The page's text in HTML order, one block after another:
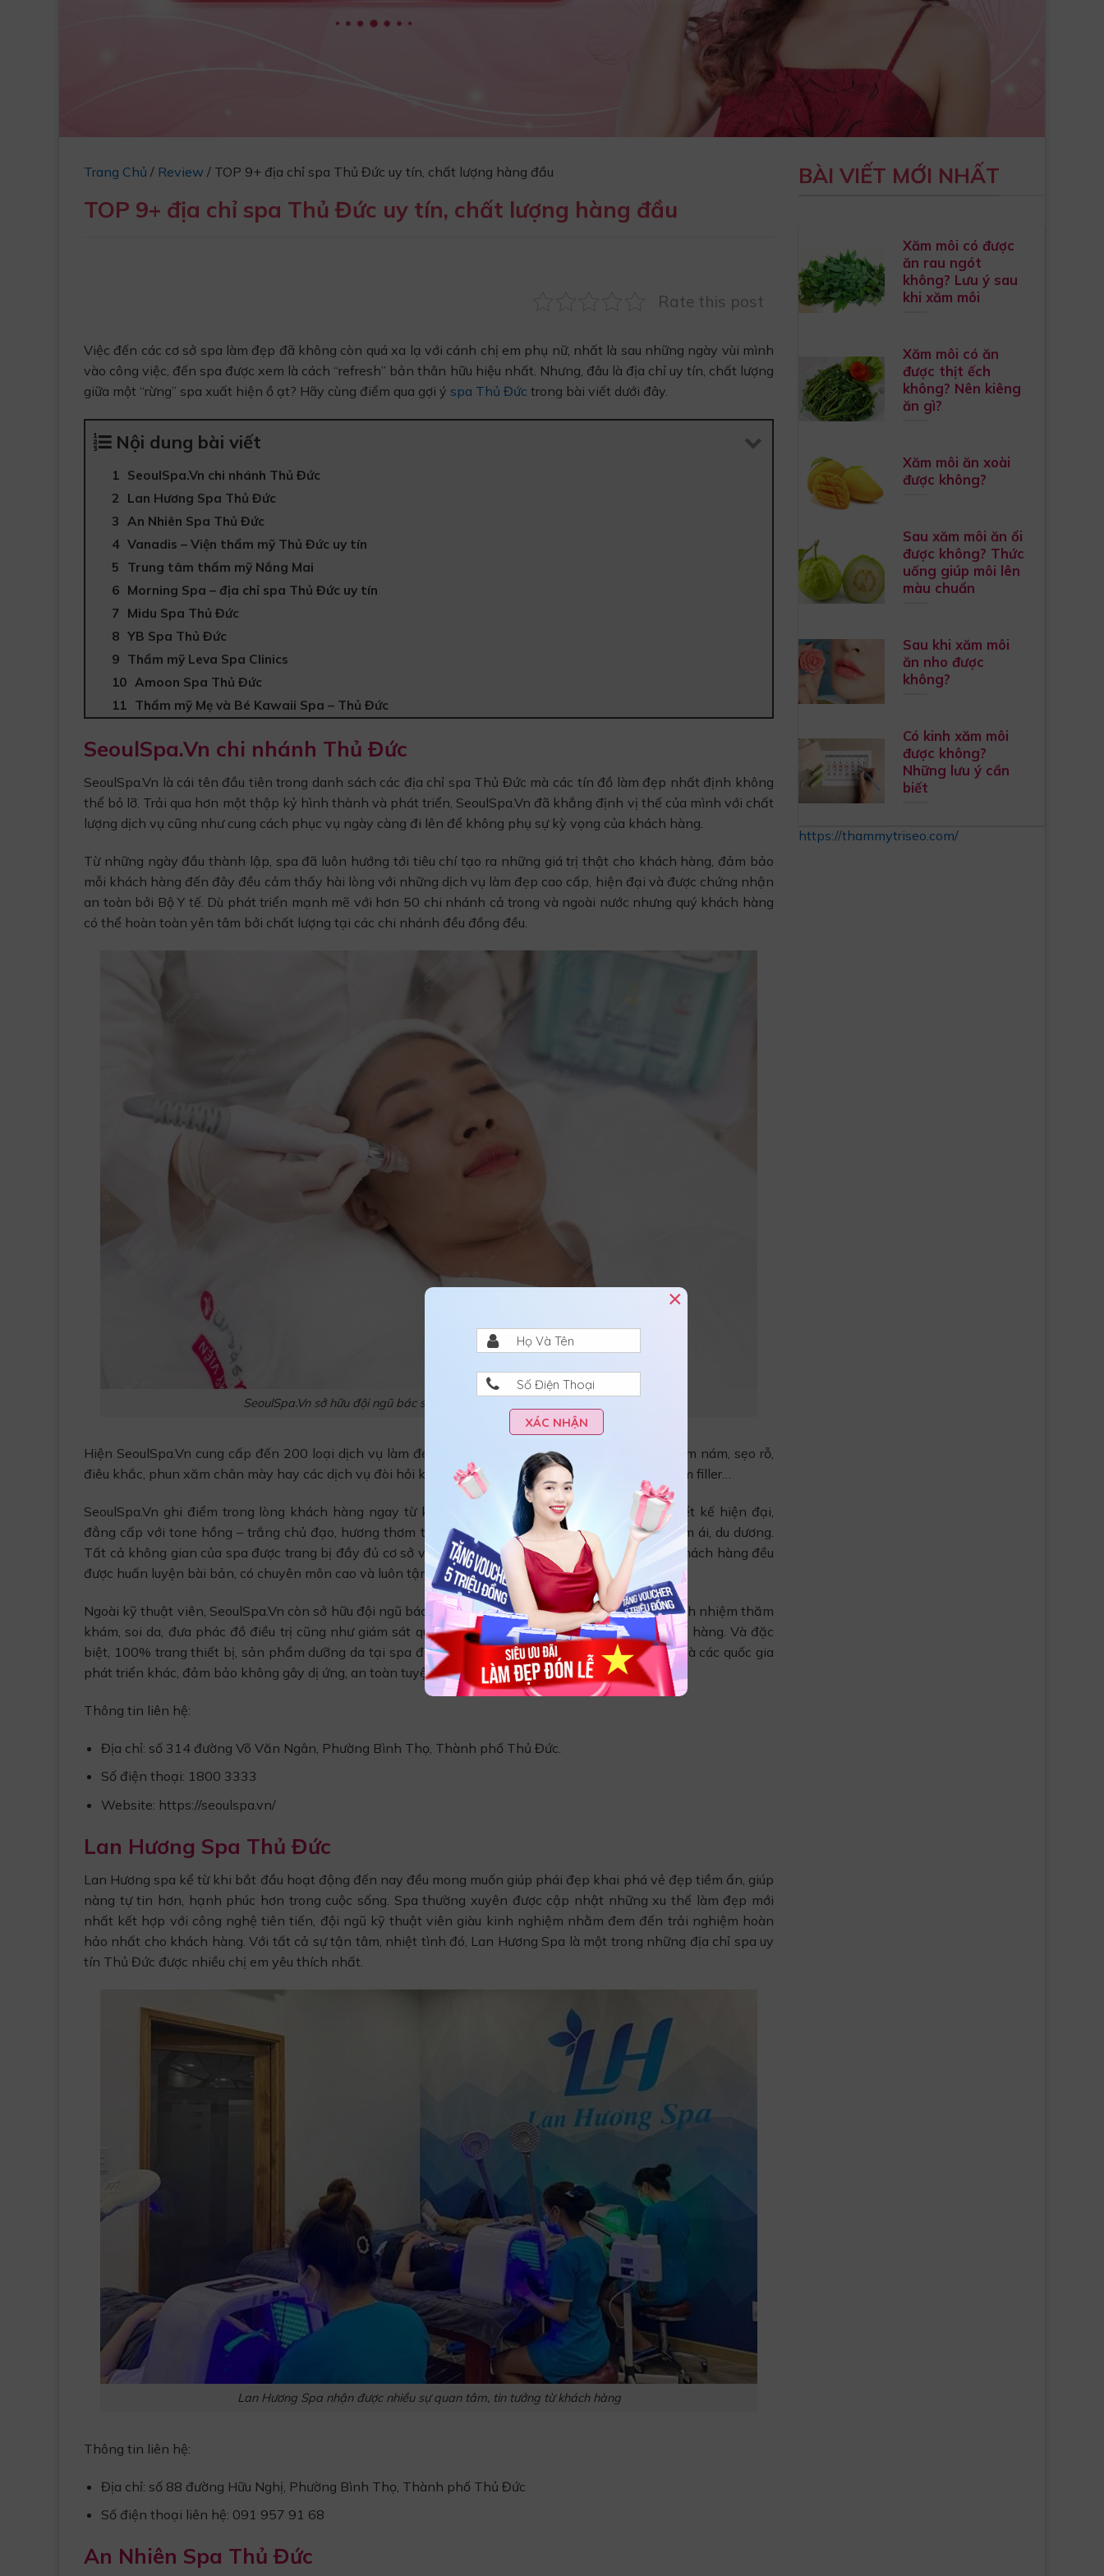
Trang Chủ / Review / TOP 9+ địa chỉ spa Thủ Đức uy tín, chất lượng hàng đầu
TOP 9+ địa chỉ spa Thủ Đức uy tín, chất lượng hàng đầu
Rate this post
Việc đến các cơ sở spa làm đẹp đã không còn quá xa lạ với cánh chị em phụ nữ, nhất là sau những ngày vùi mình
vào công việc, đến spa được xem là cách “refresh” bản thân hữu hiệu nhất. Nhưng, đâu là địa chỉ uy tín, chất lượng
giữa một “rừng” spa xuất hiện ồ ạt? Hãy cùng điểm qua gợi ý spa Thủ Đức trong bài viết dưới đây.
Nội dung bài viết
SeoulSpa.Vn chi nhánh Thủ Đức
Lan Hương Spa Thủ Đức
An Nhiên Spa Thủ Đức
Vanadis – Viện thẩm mỹ Thủ Đức uy tín
Trung tâm thẩm mỹ Nắng Mai
Morning Spa – địa chỉ spa Thủ Đức uy tín
Midu Spa Thủ Đức
YB Spa Thủ Đức
Thẩm mỹ Leva Spa Clinics
Amoon Spa Thủ Đức
Thẩm mỹ Mẹ và Bé Kawaii Spa – Thủ Đức
SeoulSpa.Vn chi nhánh Thủ Đức
SeoulSpa.Vn là cái tên đầu tiên trong danh sách các địa chỉ spa Thủ Đức mà các tín đồ làm đẹp nhất định không
thể bỏ lỡ. Trải qua hơn một thập kỷ hình thành và phát triển, SeoulSpa.Vn đã khẳng định vị thế của mình với chất
lượng dịch vụ cũng như cung cách phục vụ ngày càng đi lên để không phụ sự kỳ vọng của khách hàng.
Từ những ngày đầu thành lập, spa đã luôn hướng tới tiêu chí tạo ra những giá trị thật cho khách hàng, đảm bảo
mỗi khách hàng đến đây đều cảm thấy hài lòng với những dịch vụ làm đẹp cao cấp, hiện đại và được chứng nhận
an toàn bởi Bộ Y tế. Dù phát triển mạnh mẽ với hơn 50 chi nhánh cả trong và ngoài nước nhưng quý khách hàng
có thể hoàn toàn yên tâm bởi chất lượng tại các chi nhánh đều đồng đều.
SeoulSpa.Vn sở hữu đội ngũ bác sĩ chuyên môn cao tại mỗi chi nhánh
Hiện SeoulSpa.Vn cung cấp đến 200 loại dịch vụ làm đẹp khác nhau như các gói điều trị mụn, thâm nám, sẹo rỗ,
điêu khắc, phun xăm chân mày hay các dịch vụ đòi hỏi kỹ thuật cao như triệt lông, cấy collagen, tiêm filler…
SeoulSpa.Vn ghi điểm trong lòng khách hàng ngay từ khi bước chân vào spa bởi không gian thiết kế hiện đại,
đẳng cấp với tone hồng – trắng chủ đạo, hương thơm tinh dầu thoang thoảng cùng tiếng nhạc êm ái, du dương.
Tất cả không gian của spa được trang bị đầy đủ cơ sở vật chất, đội ngũ kỹ thuật viên, chăm sóc khách hàng đều
được huấn luyện bài bản, có chuyên môn cao và luôn tận tâm, nhiệt tình.
Ngoài kỹ thuật viên, SeoulSpa.Vn còn sở hữu đội ngũ bác sĩ có tiếng trong ngành thẩm mỹ, chịu trách nhiệm thăm
khám, soi da, đưa phác đồ điều trị cũng như giám sát quá trình kỹ thuật viên thực hiện cho khách hàng. Và đặc
biệt, 100% trang thiết bị, sản phẩm dưỡng da tại spa đều được nhập khẩu trực tiếp từ Hàn Quốc và các quốc gia
phát triển khác, đảm bảo không gây dị ứng, an toàn tuyệt đối cho khách hàng.
Thông tin liên hệ:
Địa chỉ: số 314 đường Võ Văn Ngân, Phường Bình Thọ, Thành phố Thủ Đức.
Số điện thoại: 1800 3333
Website: https://seoulspa.vn/
Lan Hương Spa Thủ Đức
Lan Hương spa kể từ khi bắt đầu hoạt động đến nay đều mong muốn giúp phái đẹp khai phá vẻ đẹp tiềm ẩn, giúp
nàng tự tin hơn, hạnh phúc hơn trong cuộc sống. Spa thường xuyên được cập nhật những xu thế làm đẹp mới
nhất kết hợp với công nghệ tiên tiến, đội ngũ kỹ thuật viên giàu kinh nghiệm nhằm đem đến trải nghiệm hoàn
hảo nhất cho khách hàng. Với tất cả sự tận tâm, nhiệt tình đó, Lan Hương Spa là một trong những địa chỉ spa uy
tín Thủ Đức được nhiều chị em yêu thích nhất.
Lan Hương Spa nhận được nhiều sự quan tâm, tin tưởng từ khách hàng
Thông tin liên hệ:
Địa chỉ: số 88 đường Hữu Nghị, Phường Bình Thọ, Thành phố Thủ Đức
Số điện thoại liên hệ: 091 957 91 68
An Nhiên Spa Thủ Đức
BÀI VIẾT MỚI NHẤT
Xăm môi có được
ăn rau ngót
không? Lưu ý sau
khi xăm môi
Xăm môi có ăn
được thịt ếch
không? Nên kiêng
ăn gì?
Xăm môi ăn xoài
được không?
Sau xăm môi ăn ổi
được không? Thức
uống giúp môi lên
màu chuẩn
Sau khi xăm môi
ăn nho được
không?
Có kinh xăm môi
được không?
Những lưu ý cần
biết
https://thammytriseo.com/
XÁC NHẬN
×